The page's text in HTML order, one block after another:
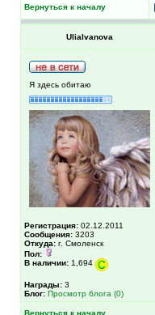
Вернуться к началу
UliaIvanova
Я здесь обитаю
Регистрация: 02.12.2011
Сообщения: 3203
Откуда: г. Смоленск
Пол:
В наличии: 1,694
Награды: 3
Блог: Просмотр блога (0)
Вернуться к началу